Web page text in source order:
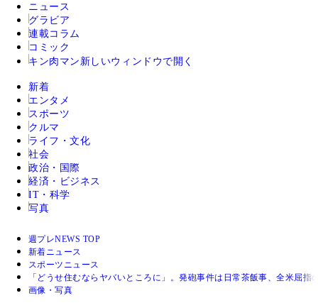
ニュース
グラビア
連載コラム
コミック
キン肉マン 新しいウィンドウで開く
新着
エンタメ
スポーツ
クルマ
ライフ・文化
社会
政治・国際
経済・ビジネス
IT・科学
写真
週プレNEWS TOP
新着ニュース
スポーツニュース
「どうせ住むならヤバいところに」。発砲事件は日常茶飯事、全米屈
画像・写真